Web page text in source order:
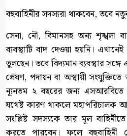
বহুবাহিনীর সদস্যরা থাকবেন, তবে
সেনা, নৌ, বিমানসহ অন্য শৃঙ্খলা
ব্যবস্থাটি বাদ দেওয়া হয়নি।
তুলছেন। তবে বিদ্যমান ব্যবস্থার
প্রেষণ, পদায়ন বা অস্থায়ী
ন্যূনতম ২ বছরের জন্য এসআরবিতে
যথেষ্ট কারণ থাকলে মহাপরিচালক
সংশ্লিষ্ট সদস্যকে তার মূল
করতে পারবেন। ফলে